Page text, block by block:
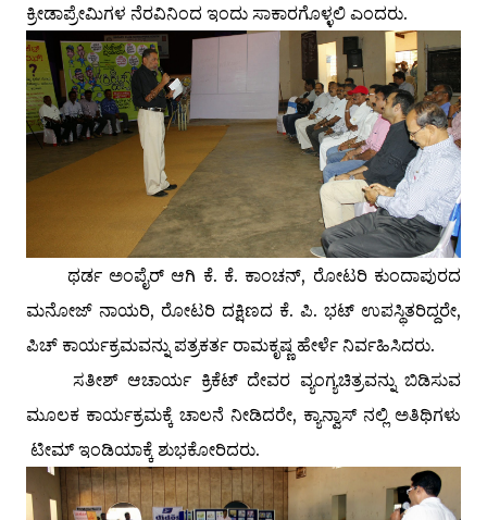
ಕ್ರೀಡಾಪ್ರೇಮಿಗಳ ನೆರವಿನಿಂದ ಇಂದು ಸಾಕಾರಗೊಳ್ಳಲಿ ಎಂದರು.
ಥರ್ಡ ಅಂಪೈರ್ ಆಗಿ ಕೆ. ಕೆ. ಕಾಂಚನ್, ರೋಟರಿ ಕುಂದಾಪುರದ
ಮನೋಜ್ ನಾಯರಿ, ರೋಟರಿ ದಕ್ಷಿಣದ ಕೆ. ಪಿ. ಭಟ್ ಉಪಸ್ಥಿತರಿದ್ದರೇ,
ಪಿಚ್ ಕಾರ್ಯಕ್ರಮವನ್ನು ಪತ್ರಕರ್ತ ರಾಮಕೃಷ್ಣ ಹೇರ್ಳೆ ನಿರ್ವಹಿಸಿದರು.
ಸತೀಶ್ ಆಚಾರ್ಯ ಕ್ರಿಕೆಟ್ ದೇವರ ವ್ಯಂಗ್ಯಚಿತ್ರವನ್ನು ಬಿಡಿಸುವ
ಮೂಲಕ ಕಾರ್ಯಕ್ರಮಕ್ಕೆ ಚಾಲನೆ ನೀಡಿದರೇ, ಕ್ಯಾನ್ವಾಸ್ ನಲ್ಲಿ ಅತಿಥಿಗಳು
ಟೀಮ್ ಇಂಡಿಯಾಕ್ಕೆ ಶುಭಕೋರಿದರು.